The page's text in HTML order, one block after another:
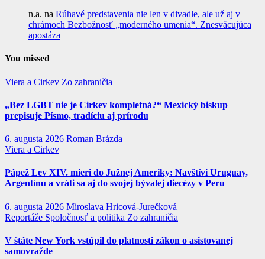
n.a. na Rúhavé predstavenia nie len v divadle, ale už aj v
chrámoch Bezbožnosť „moderného umenia“. Znesväcujúca
apostáza
You missed
Viera a Cirkev Zo zahraničia
„Bez LGBT nie je Cirkev kompletná?“ Mexický biskup
prepisuje Písmo, tradíciu aj prírodu
6. augusta 2026 Roman Brázda
Viera a Cirkev
Pápež Lev XIV. mieri do Južnej Ameriky: Navštívi Uruguay,
Argentínu a vráti sa aj do svojej bývalej diecézy v Peru
6. augusta 2026 Miroslava Hricová-Jurečková
Reportáže Spoločnosť a politika Zo zahraničia
V štáte New York vstúpil do platnosti zákon o asistovanej
samovražde